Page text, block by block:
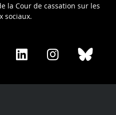
la Cour de cassation sur les
sociaux.
Share
Share
LinkedIn
Share
Instagram